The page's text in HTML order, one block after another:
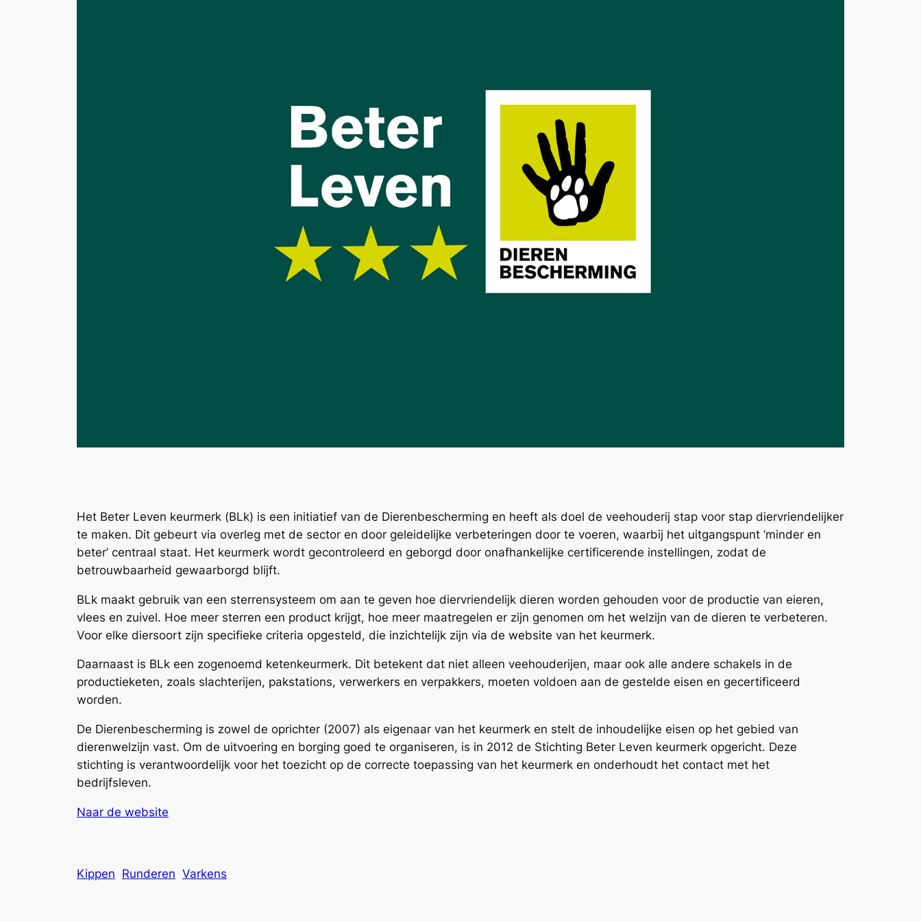
Het Beter Leven keurmerk (BLk) is een initiatief van de Dierenbescherming en heeft als doel de veehouderij stap voor stap diervriendelijker
te maken. Dit gebeurt via overleg met de sector en door geleidelijke verbeteringen door te voeren, waarbij het uitgangspunt ‘minder en
beter’ centraal staat. Het keurmerk wordt gecontroleerd en geborgd door onafhankelijke certificerende instellingen, zodat de
betrouwbaarheid gewaarborgd blijft.
BLk maakt gebruik van een sterrensysteem om aan te geven hoe diervriendelijk dieren worden gehouden voor de productie van eieren,
vlees en zuivel. Hoe meer sterren een product krijgt, hoe meer maatregelen er zijn genomen om het welzijn van de dieren te verbeteren.
Voor elke diersoort zijn specifieke criteria opgesteld, die inzichtelijk zijn via de website van het keurmerk.
Daarnaast is BLk een zogenoemd ketenkeurmerk. Dit betekent dat niet alleen veehouderijen, maar ook alle andere schakels in de
productieketen, zoals slachterijen, pakstations, verwerkers en verpakkers, moeten voldoen aan de gestelde eisen en gecertificeerd
worden.
De Dierenbescherming is zowel de oprichter (2007) als eigenaar van het keurmerk en stelt de inhoudelijke eisen op het gebied van
dierenwelzijn vast. Om de uitvoering en borging goed te organiseren, is in 2012 de Stichting Beter Leven keurmerk opgericht. Deze
stichting is verantwoordelijk voor het toezicht op de correcte toepassing van het keurmerk en onderhoudt het contact met het
bedrijfsleven.
Naar de website
Kippen Runderen Varkens